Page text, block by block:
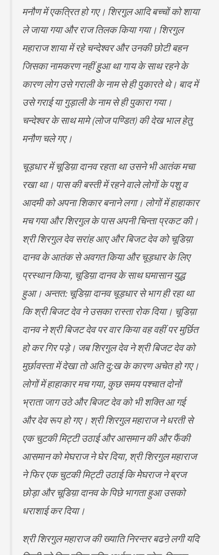
मनौण में एकत्रित हो गए। शिरगुल आदि बच्चों को शाया
ले जाया गया और राज तिलक किया गया। शिरगुल
महाराज शाया में रहे चन्देश्वर और उनकी छोटी बहन
जिसका नामकरण नहीं हुुआ था गाय के साथ रहने के
कारण लोग उसे गराली के नाम से ही पुकारते थे। बाद में
उसे गराई या गुड़ाली के नाम से ही पुकारा गया।
चन्देश्वर के साथ मामे (लोज पण्डित) की देख भाल हेतु
मनौण चले गए।
चूड़धार में चूडिय़ा दानव रहता था उसने भी आतंक मचा
रखा था। पास की बस्ती में रहने वाले लोगों के पशु व
आदमी को अपना शिकार बनाने लगा। लोगों में हाहाकार
मच गया और शिरगुल के पास अपनी चिन्ता प्रकट की।
श्री शिरगुल देव सरांह आए और बिजट देव को चूडिय़ा
दानव के आतंक से अवगत किया और चूड़धार के लिए
प्रस्थान किया, चूडिय़ा दानव के साथ घमासान युद्ध
हुआ। अन्तत: चूडिय़ा दानव चूड़धार से भाग ही रहा था
कि श्री बिजट देव ने उसका रास्ता रोक दिया। चूडिय़ा
दानव ने श्री बिजट देव पर वार किया वह वहीं पर मुर्छित
हो कर गिर पड़े। जब शिरगुल देव ने श्री बिजट देव को
मुर्छावस्ता में देखा तो अति दु:ख के कारण अचेत हो गए।
लोगों में हाहाकार मच गया, कुछ समय पश्चात दोनों
भ्राता जाग उठे और बिजट देव को भी शक्ति आ गई
और देव रूप हो गए। श्री शिरगुल महाराज ने धरती से
एक चुटकी मिट्टी उठाई और आसमान की और फैंकी
आसमान को मेघराज ने घेर दिया, श्री शिरगुल महाराज
ने फिर एक चुटकी मिट्टी उठाई कि मेेघराज ने ब्रज
छोड़ा और चूडिय़ा दानव के पिछे भागता हुआ उसको
धराशाई कर दिया।
श्री शिरगुल महाराज की ख्याति निरन्तर बढऩे लगी यदि